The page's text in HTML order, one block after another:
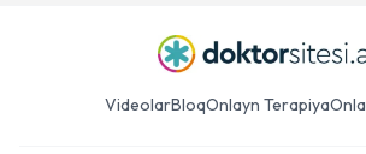
VideolarBloqOnlayn Terapiya